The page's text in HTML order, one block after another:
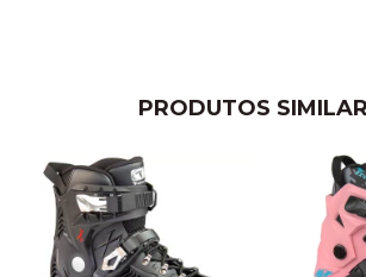
PRODUTOS